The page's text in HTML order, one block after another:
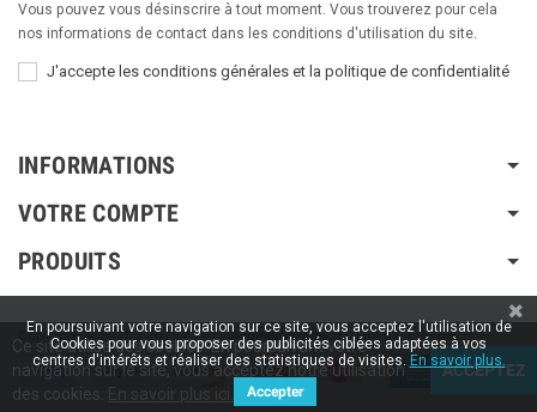
Vous pouvez vous désinscrire à tout moment. Vous trouverez pour cela
nos informations de contact dans les conditions d'utilisation du site.
J'accepte les conditions générales et la politique de confidentialité
INFORMATIONS
VOTRE COMPTE
PRODUITS
Copyright © 2020 / 2022 / 2023Aspiration-ams.fr| Fait par ESH-dev.fr
Ce site utilise des cookies. En poursuivant votre
navigation sur le site, vous acceptez notre utilisation
des cookies.
En savoir plus ici.
ACCEPTEZ
En poursuivant votre navigation sur ce site, vous acceptez l'utilisation de
Cookies pour vous proposer des publicités ciblées adaptées à vos
centres d'intérêts et réaliser des statistiques de visites. En savoir plus.
Accepter